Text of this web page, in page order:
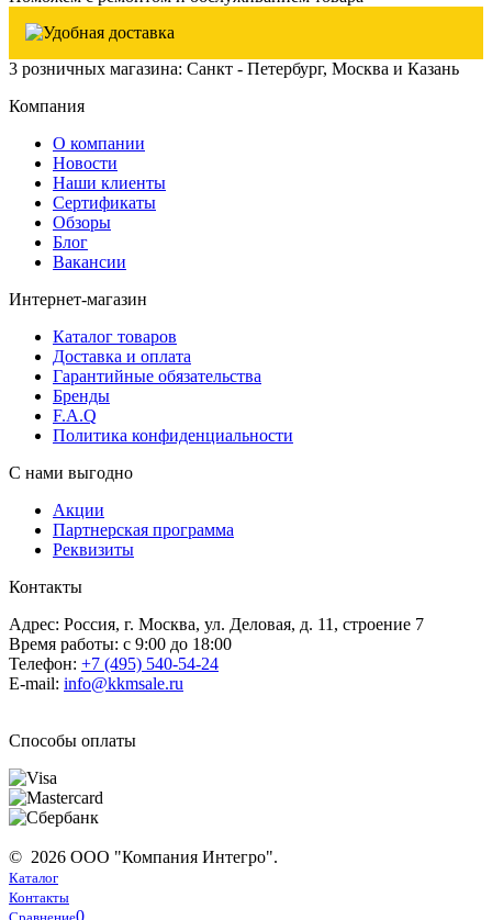
3 розничных магазина: Санкт - Петербург, Москва и Казань
Компания
О компании
Новости
Наши клиенты
Сертификаты
Обзоры
Блог
Вакансии
Интернет-магазин
Каталог товаров
Доставка и оплата
Гарантийные обязательства
Бренды
F.A.Q
Политика конфиденциальности
С нами выгодно
Акции
Партнерская программа
Реквизиты
Контакты
Адрес: Россия, г. Москва, ул. Деловая, д. 11, строение 7
Время работы: с 9:00 до 18:00
Телефон: +7 (495) 540-54-24
E-mail: info@kkmsale.ru
Способы оплаты
© 2026 ООО "Компания Интегро".
Каталог
Контакты